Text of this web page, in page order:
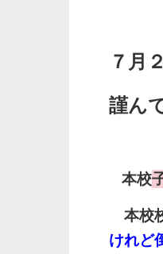
７月
謹ん
本校
本校
けれど